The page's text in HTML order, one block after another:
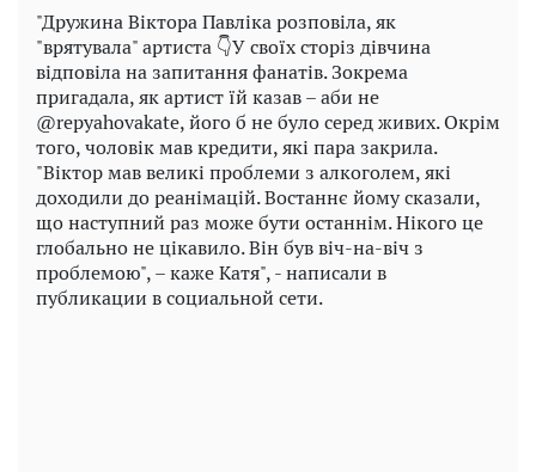
"Дружина Віктора Павліка розповіла, як
"врятувала" артиста 👇У своїх сторіз дівчина
відповіла на запитання фанатів. Зокрема
пригадала, як артист їй казав – аби не
@repyahovakate, його б не було серед живих. Окрім
того, чоловік мав кредити, які пара закрила.
"Віктор мав великі проблеми з алкоголем, які
доходили до реанімацій. Востаннє йому сказали,
що наступний раз може бути останнім. Нікого це
глобально не цікавило. Він був віч-на-віч з
проблемою", – каже Катя", - написали в
публикации в социальной сети.